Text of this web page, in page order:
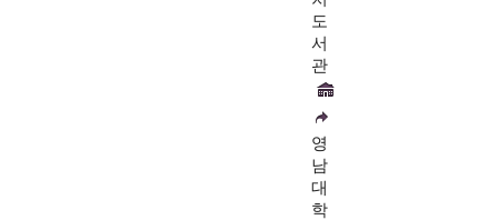
도
서
관
영
남
대
학